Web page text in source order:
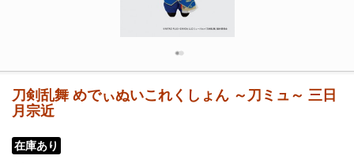
刀剣乱舞 めでぃぬいこれくしょん ～刀ミュ～ 三日
月宗近
在庫あり